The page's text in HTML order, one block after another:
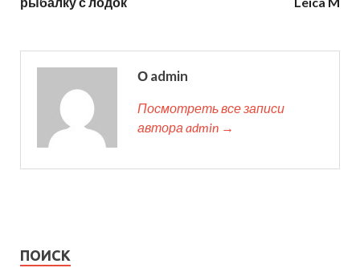
О admin
Посмотреть все записи
автора admin →
ПОИСК